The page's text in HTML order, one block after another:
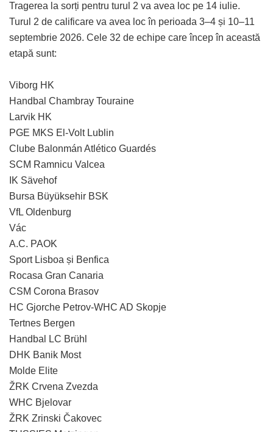
Tragerea la sorți pentru turul 2 va avea loc pe 14 iulie.
Turul 2 de calificare va avea loc în perioada 3–4 și 10–11
septembrie 2026. Cele 32 de echipe care încep în această
etapă sunt:
Viborg HK
Handbal Chambray Touraine
Larvik HK
PGE MKS El-Volt Lublin
Clube Balonmán Atlético Guardés
SCM Ramnicu Valcea
IK Sävehof
Bursa Büyüksehir BSK
VfL Oldenburg
Vác
A.C. PAOK
Sport Lisboa și Benfica
Rocasa Gran Canaria
CSM Corona Brasov
HC Gjorche Petrov-WHC AD Skopje
Tertnes Bergen
Handbal LC Brühl
DHK Banik Most
Molde Elite
ŽRK Crvena Zvezda
WHC Bjelovar
ŽRK Zrinski Čakovec